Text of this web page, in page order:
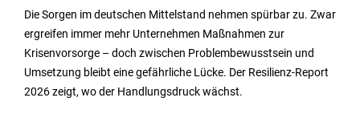
Die Sorgen im deutschen Mittelstand nehmen spürbar zu. Zwar
ergreifen immer mehr Unternehmen Maßnahmen zur
Krisenvorsorge – doch zwischen Problembewusstsein und
Umsetzung bleibt eine gefährliche Lücke. Der Resilienz-Report
2026 zeigt, wo der Handlungsdruck wächst.